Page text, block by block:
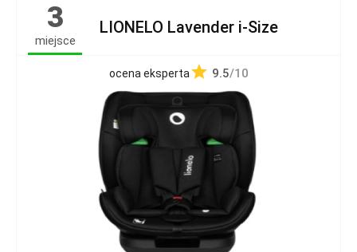
3
miejsce
LIONELO Lavender i-Size
ocena eksperta 9.5/10